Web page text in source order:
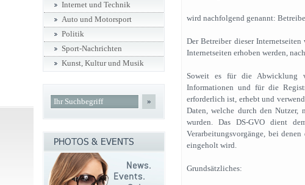
wird nachfolgend genannt:
Der Betreiber dieser
Internetseiten erhoben werden,
Soweit es für die Abwicklung
Informationen und für die
erforderlich ist, erhebt und
Daten, welche durch den Nutzer,
wurden. Das DS-GVO dient
Verarbeitungsvorgänge, bei
eingeholt wird.
Grundsätzliches:
Internet und Technik
Auto und Motorsport
Politik
Sport-Nachrichten
Kunst, Kultur und Musik
»